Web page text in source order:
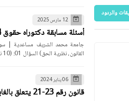
والردود
12 مارس 2025
أسئلة مسابقة دكتوراه حقوق 2024-2025
جامعة محمد الشريف مساعدية |
القانون، نظرية الحق) السؤال 01: (10 نقاط): مدى انطب…
06 يناير 2024
قانون رقم 23-21 يتعلق بالغابات والثروات الغابية PDF